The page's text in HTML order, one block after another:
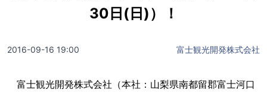
30日(日)）！
2016-09-16 19:00 富士観光開発株式会社
富士観光開発株式会社（本社：山梨県南都留郡富士河口